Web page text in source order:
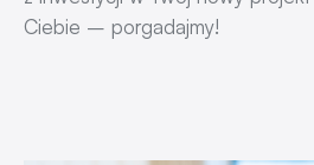
Ciebie – porgadajmy!